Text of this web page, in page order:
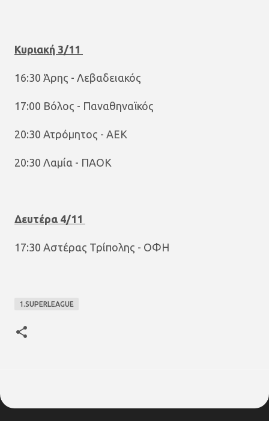
Κυριακή 3/11
16:30 Άρης - Λεβαδειακός
17:00 Βόλος - Παναθηναϊκός
20:30 Ατρόμητος - ΑΕΚ
20:30 Λαμία - ΠΑΟΚ
Δευτέρα 4/11
17:30 Αστέρας Τρίπολης - ΟΦΗ
1.SUPERLEAGUE